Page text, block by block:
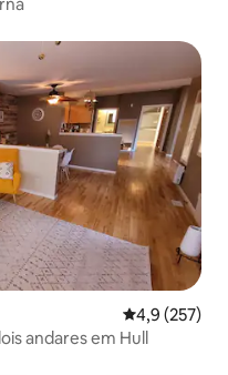
4,9 de uma
4,9 (257)
andares em Hull